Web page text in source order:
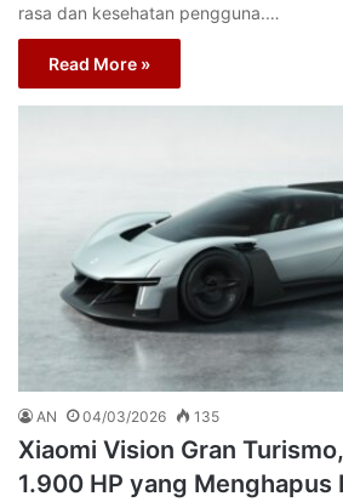
rasa dan kesehatan pengguna.…
Read More »
AN 04/03/2026 135
Xiaomi Vision Gran
1.900 HP yang Menghapus